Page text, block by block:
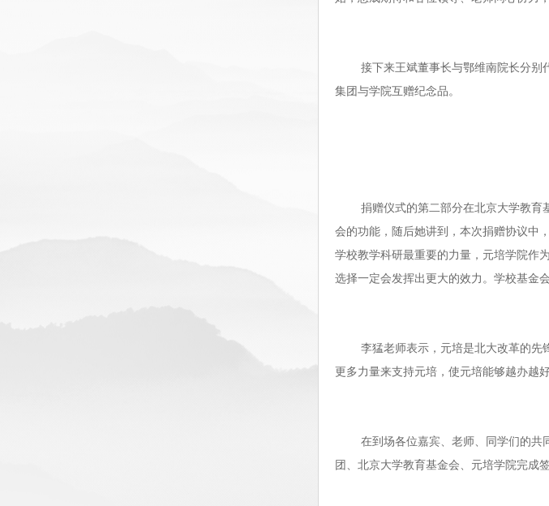
接下来王斌董事长与鄂维南院长分别
集团与学院互赠纪念品。
捐赠仪式的第二部分在北京大学教育
会的功能，随后她讲到，本次捐赠协议中
学校教学科研最重要的力量，元培学院作
选择一定会发挥出更大的效力。学校基金
李猛老师表示，元培是北大改革的先
更多力量来支持元培，使元培能够越办越
在到场各位嘉宾、老师、同学们的共
团、北京大学教育基金会、元培学院完成签